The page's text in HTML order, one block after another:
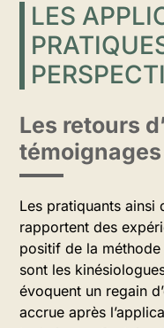
LES
Les retours
témoignages
Les pratiquants ainsi
rapportent des
positif de la
sont les
évoquent un regain
accrue après